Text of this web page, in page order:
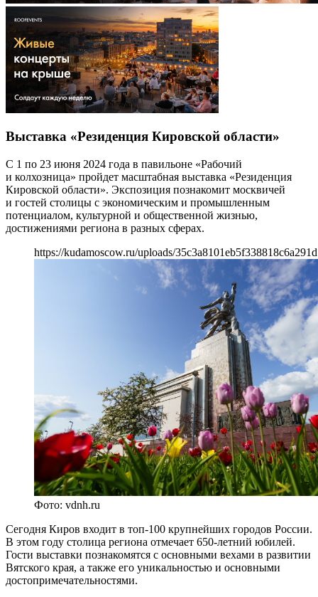
Выставка «Резиденция Кировской области»
С 1 по 23 июня 2024 года в павильоне «Рабочий
и колхозница» пройдет масштабная выставка «Резиденция
Кировской области». Экспозиция познакомит москвичей
и гостей столицы с экономическим и промышленным
потенциалом, культурной и общественной жизнью,
достижениями региона в разных сферах.
https://kudamoscow.ru/uploads/
Фото: vdnh.ru
Сегодня Киров входит в топ-100 крупнейших городов России.
В этом году столица региона отмечает 650-летний юбилей.
Гости выставки познакомятся с основными вехами в развитии
Вятского края, а также его уникальностью и основными
достопримечательностями.